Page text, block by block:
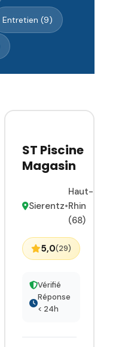
Entretien (9)
ST Piscine
Magasin
Sierentz•
Haut-
Rhin
(68)
5,0(29)
Vérifié
Réponse
< 24h